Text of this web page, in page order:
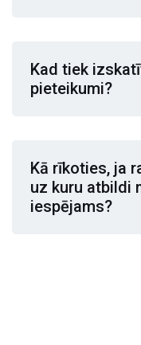
Kad tiek
pieteikumi?
Kā rīkoties, ja
uz kuru atbildi
iespējams?